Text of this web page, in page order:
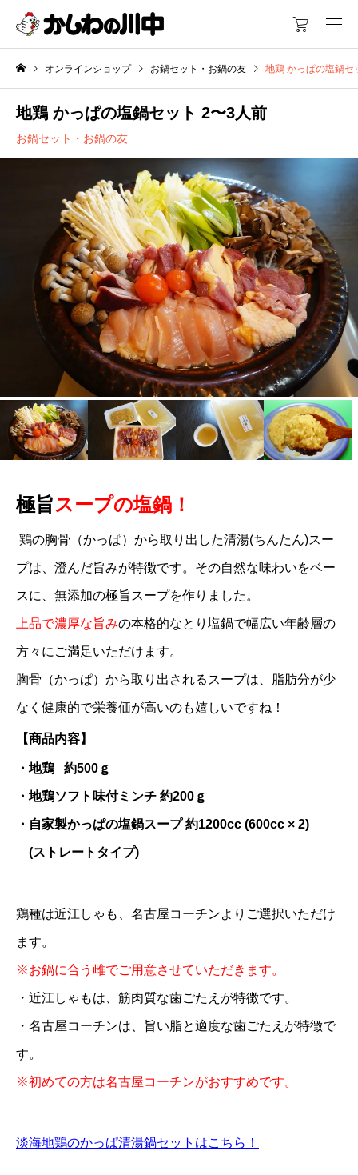
オンラインショップ お鍋セット・お鍋の友 地鶏 かっぱの塩鍋セ
地鶏 かっぱの塩鍋セット 2〜3人前
お鍋セット・お鍋の友
極旨スープの塩鍋！
鶏の胸骨（かっぱ）から取り出した清湯(ちんたん)スー
プは、澄んだ旨みが特徴です。その自然な味わいをベー
スに、無添加の極旨スープを作りました。
上品で濃厚な旨みの本格的なとり塩鍋で幅広い年齢層の
方々にご満足いただけます。
胸骨（かっぱ）から取り出されるスープは、脂肪分が少
なく健康的で栄養価が高いのも嬉しいですね！
【商品内容】
・地鶏 約500ｇ
・地鶏ソフト味付ミンチ 約200ｇ
・自家製かっぱの塩鍋スープ 約1200cc (600cc × 2)
(ストレートタイプ)
鶏種は近江しゃも、名古屋コーチンよりご選択いただけ
ます。
※お鍋に合う雌でご用意させていただきます。
・近江しゃもは、筋肉質な歯ごたえが特徴です。
・名古屋コーチンは、旨い脂と適度な歯ごたえが特徴で
す。
※初めての方は名古屋コーチンがおすすめです。
淡海地鶏のかっぱ清湯鍋セットはこちら！